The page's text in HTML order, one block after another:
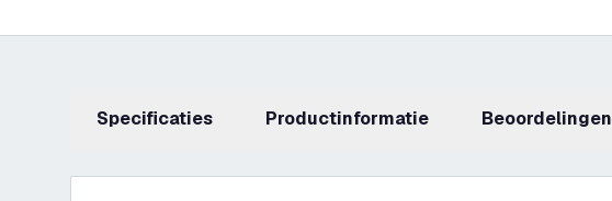
Specificaties productinformatie beoordelingen